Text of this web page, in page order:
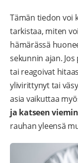
Tämän tiedon voi
tarkistaa, miten
hämärässä
sekunnin ajan.
tai reagoivat
ylivirittynyt tai
asia vaikuttaa
ja katseen
rauhan yleensä